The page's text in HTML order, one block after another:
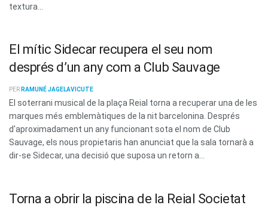
textura...
El mític Sidecar recupera el seu nom
després d’un any com a Club Sauvage
PER RAMUNÉ JAGELAVICUTE
El soterrani musical de la plaça Reial torna a recuperar una de les
marques més emblemàtiques de la nit barcelonina. Després
d'aproximadament un any funcionant sota el nom de Club
Sauvage, els nous propietaris han anunciat que la sala tornarà a
dir-se Sidecar, una decisió que suposa un retorn a...
Torna a obrir la piscina de la Reial Societat